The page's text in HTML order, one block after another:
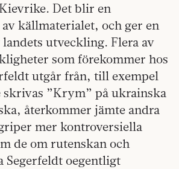
Det blir en
källmaterialet, och ger en
utveckling. Flera av
som förekommer hos
utgår från, till exempel
”Krym” på ukrainska
återkommer jämte andra
mer kontroversiella
de om rutenskan och
oegentligt